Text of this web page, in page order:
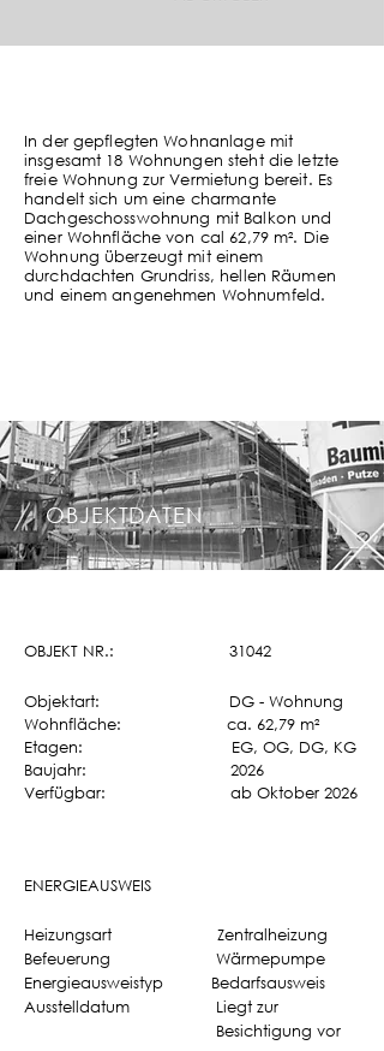
In der gepflegten Wohnanlage mit
insgesamt 18 Wohnungen steht die letzte
freie Wohnung zur Vermietung bereit. Es
handelt sich um eine charmante
Dachgeschosswohnung mit Balkon und
einer Wohnfläche von cal 62,79 m². Die
Wohnung überzeugt mit einem
durchdachten Grundriss, hellen Räumen
und einem angenehmen Wohnumfeld.
OBJEKTDATEN
OBJEKT NR.: 31042
Objektart: DG - Wohnung
Wohnfläche: ca. 62,79 m²
Etagen: EG, OG, DG, KG
Baujahr: 2026
Verfügbar: ab Oktober 2026
ENERGIEAUSWEIS
Heizungsart Zentralheizung
Befeuerung Wärmepumpe
Energieausweistyp Bedarfsausweis
Ausstelldatum Liegt zur
Besichtigung vor